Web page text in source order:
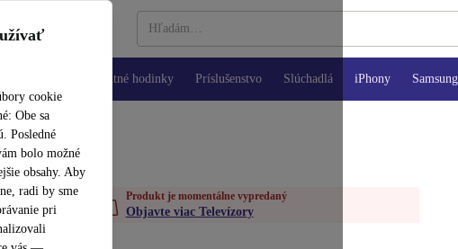
cookie
Obe sa
Posledné
bolo možné
obsahy. Aby
radi by sme
pri
Inteligentné hodinky Príslušenstvo Slúchadlá iPhony
Produkt je momentálne vypredaný
Objavte viac Televízory